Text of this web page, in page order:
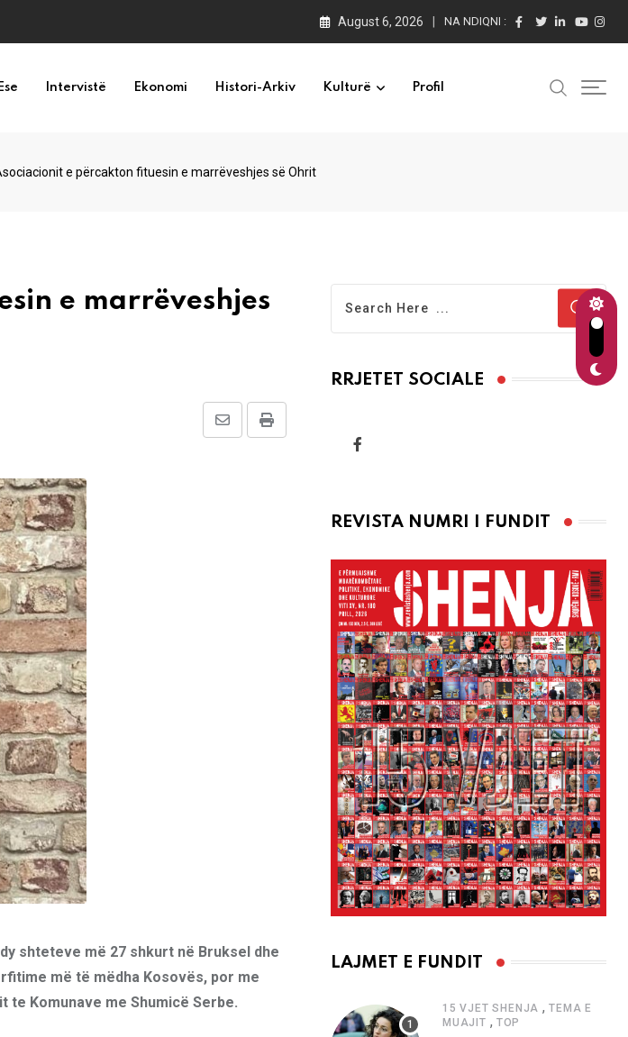
August 6, 2026 NA NDIQNI :
Ese Intervistë Ekonomi Histori-Arkiv Kulturë Profil
e përcakton fituesin e marrëveshjes së Ohrit
e marrëveshjes
Print
Share
shteteve më 27 shkurt në Bruksel dhe
më të mëdha Kosovës, por me
Komunave me Shumicë Serbe.
RRJETET SOCIALE
REVISTA NUMRI I FUNDIT
LAJMET E FUNDIT
15 VJET SHENJA ,TEMA E
MUAJIT , TOP